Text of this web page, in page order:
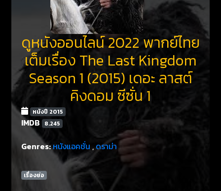
ดูหนังออนไลน์ 2022 พากย์ไทย
เต็มเรื่อง The Last Kingdom
Season 1 (2015) เดอะ ลาสต์
คิงดอม ซีซั่น 1
หนังปี 2015
IMDB 8.245
Genres:หนังแอคชั่น , ดราม่า
เรื่องย่อ